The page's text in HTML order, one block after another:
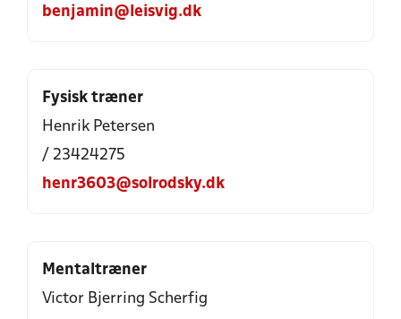
benjamin@leisvig.dk
Fysisk træner
Henrik Petersen
/ 23424275
henr3603@solrodsky.dk
Mentaltræner
Victor Bjerring Scherfig